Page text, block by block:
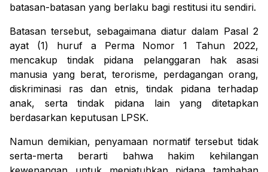
batasan-batasan yang berlaku bagi restitusi itu sendiri.
Batasan tersebut, sebagaimana diatur dalam Pasal 2
ayat (1) huruf a Perma Nomor 1 Tahun 2022,
mencakup tindak pidana pelanggaran hak asasi
manusia yang berat, terorisme, perdagangan orang,
diskriminasi ras dan etnis, tindak pidana terhadap
anak, serta tindak pidana lain yang ditetapkan
berdasarkan keputusan LPSK.
Namun demikian, penyamaan normatif tersebut tidak
serta-merta berarti bahwa hakim kehilangan